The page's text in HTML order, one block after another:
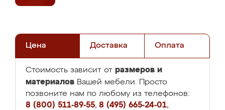
Цена Доставка Оплата
Стоимость зависит от размеров и
материалов Вашей мебели. Просто
позвоните нам по любому из телефонов:
8 (800) 511-89-55, 8 (495) 665-24-01,